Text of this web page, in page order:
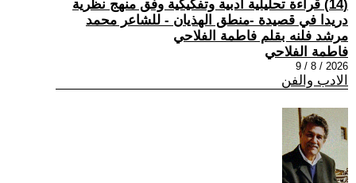
(14) قراءة تحليلية أدبية وتفكيكية وفق منهج نظرية
دريدا في قصيدة -منطق الهذيان - للشاعر محمد
مرشد فلنه بقلم فاطمة الفلاحي
فاطمة الفلاحي
2026 / 8 / 9
الادب والفن